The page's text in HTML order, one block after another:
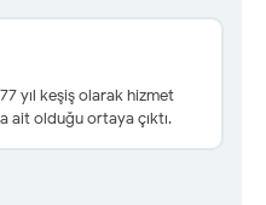
yıl keşiş olarak hizmet
ait olduğu ortaya çıktı.